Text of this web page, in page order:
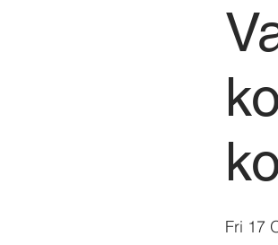
Fri 17